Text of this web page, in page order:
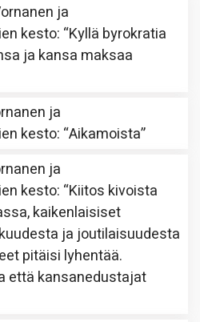
ja
kesto: “Kyllä byrokratia
ja kansa maksaa
ja
kesto: “Aikamoista”
ja
kesto: “Kiitos kivoista
kaikenlaisiset
ja joutilaisuudesta
pitäisi lyhentää.
että kansanedustajat